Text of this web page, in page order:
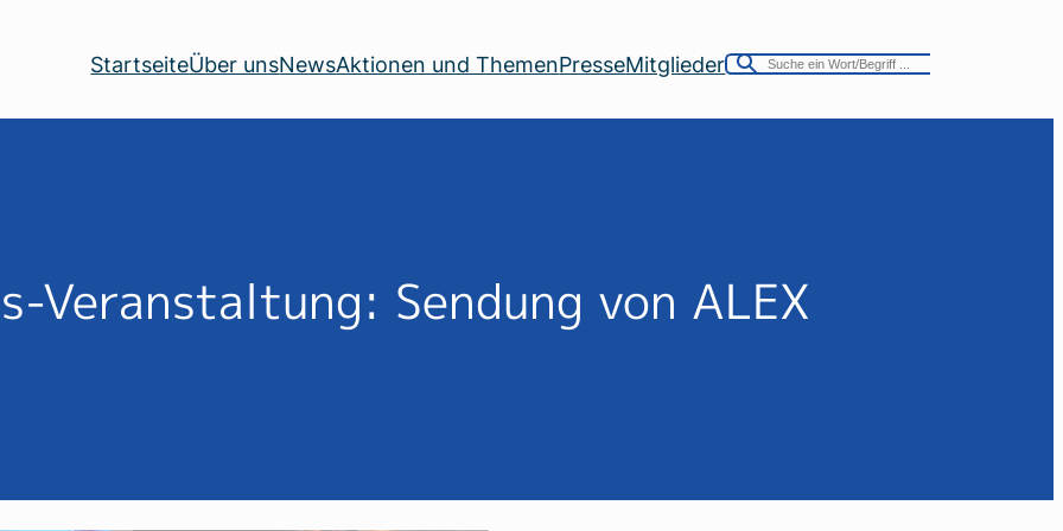
StartseiteÜber unsNewsAktionen und ThemenPresseMitglieder
Veranstaltung: Sendung von ALEX